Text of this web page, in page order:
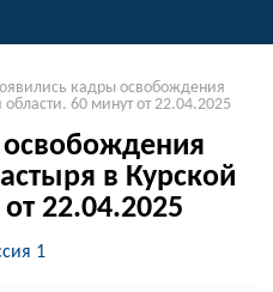
кадры освобождения
60 минут от 22.04.2025
в Курской
22.04.2025
1